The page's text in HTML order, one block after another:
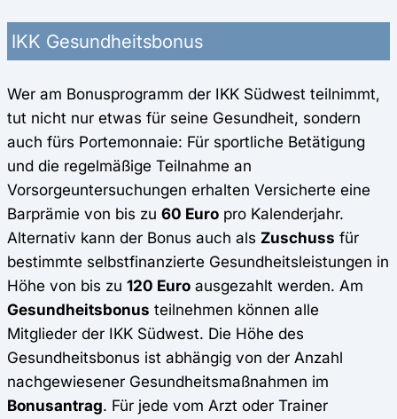
IKK Gesundheitsbonus
Wer am Bonusprogramm der IKK Südwest teilnimmt,
tut nicht nur etwas für seine Gesundheit, sondern
auch fürs Portemonnaie: Für sportliche Betätigung
und die regelmäßige Teilnahme an
Vorsorgeuntersuchungen erhalten Versicherte eine
Barprämie von bis zu 60 Euro pro Kalenderjahr.
Alternativ kann der Bonus auch als Zuschuss für
bestimmte selbstfinanzierte Gesundheitsleistungen in
Höhe von bis zu 120 Euro ausgezahlt werden. Am
Gesundheitsbonus teilnehmen können alle
Mitglieder der IKK Südwest. Die Höhe des
Gesundheitsbonus ist abhängig von der Anzahl
nachgewiesener Gesundheitsmaßnahmen im
Bonusantrag. Für jede vom Arzt oder Trainer